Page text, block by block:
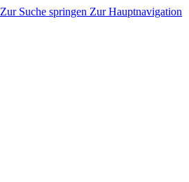
Zur Suche springen Zur Hauptnavigation